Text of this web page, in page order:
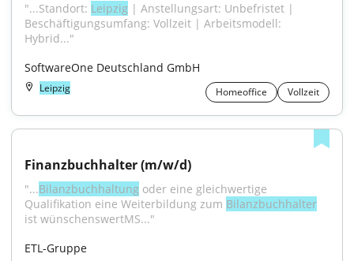
"...Standort: Leipzig | Anstellungsart: Unbefristet |
Beschäftigungsumfang: Vollzeit | Arbeitsmodell:
Hybrid..."
SoftwareOne Deutschland GmbH
Leipzig Homeoffice Vollzeit
Finanzbuchhalter (m/w/d)
"...Bilanzbuchhaltung oder eine gleichwertige
Qualifikation eine Weiterbildung zum Bilanzbuchhalter
ist wünschenswertMS..."
ETL-Gruppe